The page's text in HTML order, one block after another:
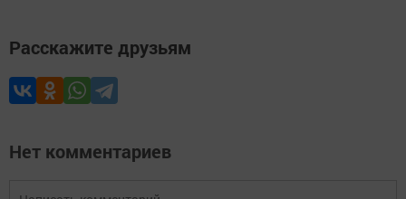
Расскажите друзьям
Нет комментариев